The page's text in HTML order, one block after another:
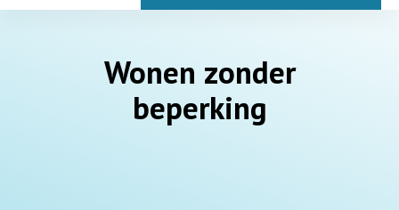
Wonen zonder
beperking